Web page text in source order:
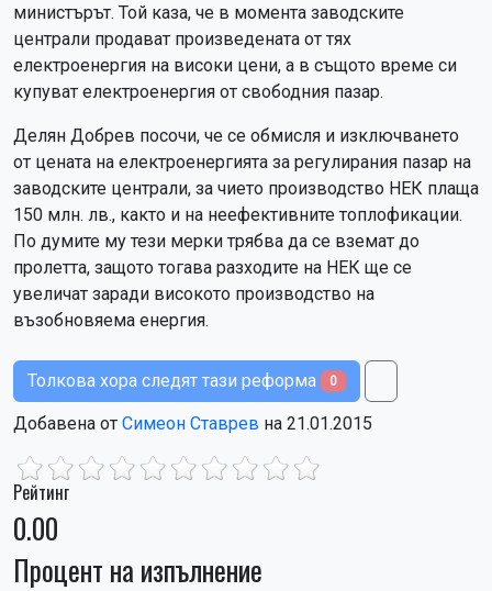
министърът. Той каза, че в момента заводските
централи продават произведената от тях
електроенергия на високи цени, а в същото време си
купуват електроенергия от свободния пазар.
Делян Добрев посочи, че се обмисля и изключването
от цената на електроенергията за регулирания пазар на
заводските централи, за чието производство НЕК плаща
150 млн. лв., както и на неефективните топлофикации.
По думите му тези мерки трябва да се вземат до
пролетта, защото тогава разходите на НЕК ще се
увеличат заради високото производство на
възобновяема енергия.
Толкова хора следят тази реформа 0
Добавена от Симеон Ставрев на 21.01.2015
Рейтинг
0.00
Процент на изпълнение